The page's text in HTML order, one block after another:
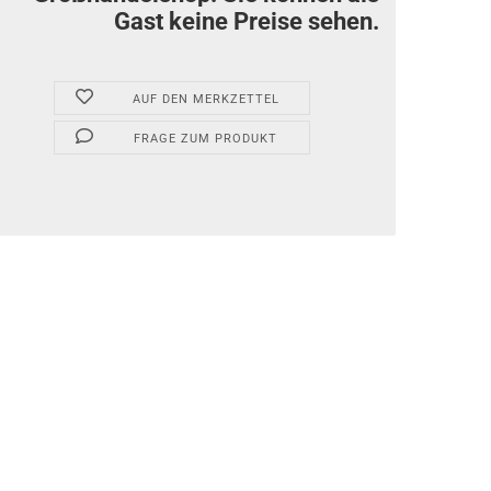
Gast keine Preise sehen.
AUF DEN MERKZETTEL
FRAGE ZUM PRODUKT